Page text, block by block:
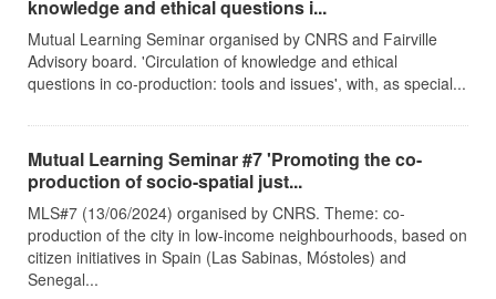
knowledge and ethical questions i...
Mutual Learning Seminar organised by CNRS and Fairville
Advisory board. 'Circulation of knowledge and ethical
questions in co-production: tools and issues', with, as special...
Mutual Learning Seminar #7 'Promoting the co-
production of socio-spatial just...
MLS#7 (13/06/2024) organised by CNRS. Theme: co-
production of the city in low-income neighbourhoods, based on
citizen initiatives in Spain (Las Sabinas, Móstoles) and
Senegal...